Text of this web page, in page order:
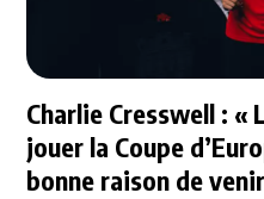
Charlie Cresswell : «
jouer la Coupe
bonne raison de